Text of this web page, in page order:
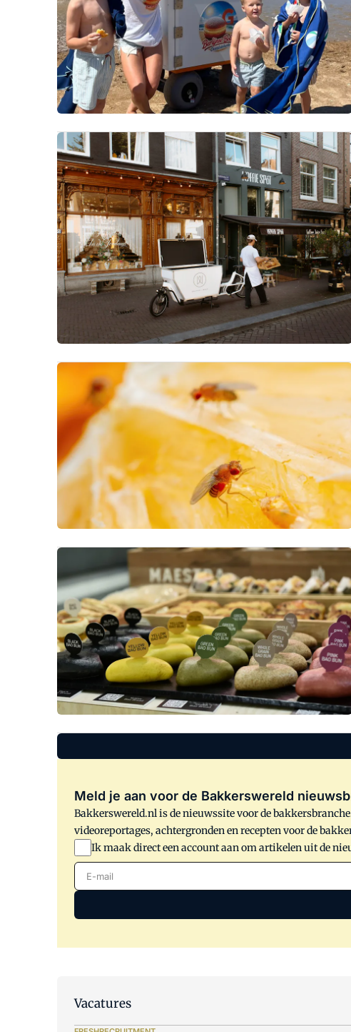
Meld je aan voor de Bakkerswereld
Bakkerswereld.nl is de nieuwssite voor de
videoreportages, achtergronden en recepten voor de
Ik maak direct een account aan om artikelen uit de
E-mail
Vacatures